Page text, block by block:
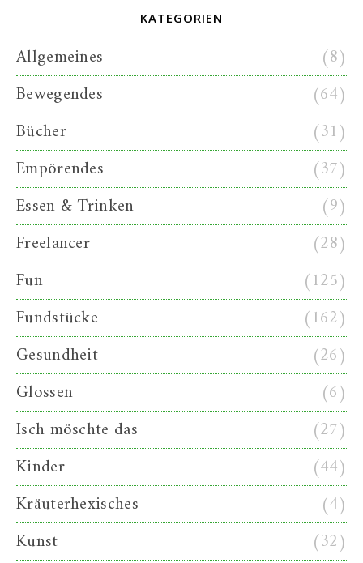
KATEGORIEN
Allgemeines
(8)
Bewegendes
(64)
Bücher
(31)
Empörendes
(37)
Essen & Trinken
(9)
Freelancer
(28)
Fun
(125)
Fundstücke
(162)
Gesundheit
(26)
Glossen
(6)
Isch möschte das
(27)
Kinder
(44)
Kräuterhexisches
(4)
Kunst
(32)